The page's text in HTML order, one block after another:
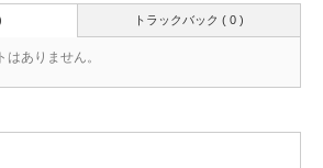
トラックバック ( 0 )
ありません。